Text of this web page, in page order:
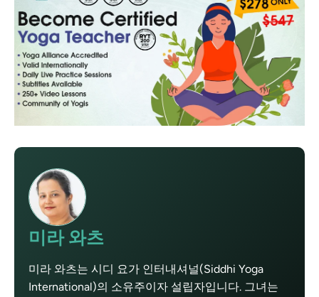
미라 와츠
미라 와츠는 시디 요가 인터내셔널(Siddhi Yoga
International)의 소유주이자 설립자입니다. 그녀는